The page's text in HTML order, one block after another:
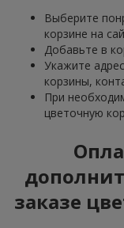
Выберите
корзине на
Добавьте в
Укажите
корзины,
При
цветочную
заказе